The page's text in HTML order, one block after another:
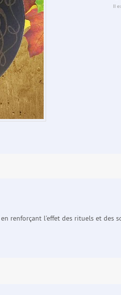
Il
renforçant l'effet des rituels et des